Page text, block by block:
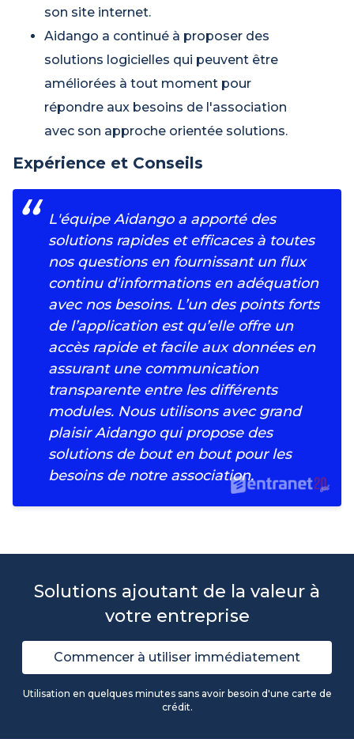
son site internet.
Aidango a continué à proposer des
solutions logicielles qui peuvent être
améliorées à tout moment pour
répondre aux besoins de l'association
avec son approche orientée solutions.
Expérience et Conseils
L'équipe Aidango a apporté des
solutions rapides et efficaces à toutes
nos questions en fournissant un flux
continu d'informations en adéquation
avec nos besoins. L’un des points forts
de l’application est qu’elle offre un
accès rapide et facile aux données en
assurant une communication
transparente entre les différents
modules. Nous utilisons avec grand
plaisir Aidango qui propose des
solutions de bout en bout pour les
besoins de notre association.
Solutions ajoutant de la valeur à
votre entreprise
Commencer à utiliser immédiatement
Utilisation en quelques minutes sans avoir besoin d'une carte de
crédit.